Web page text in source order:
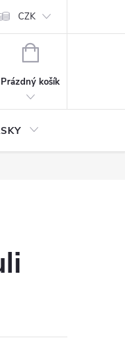
CZK
NÁKUPNÍ
Prázdný košík